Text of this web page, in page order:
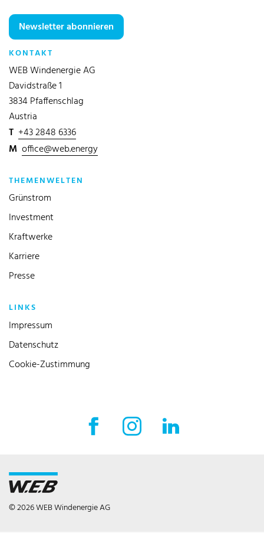
Newsletter abonnieren
KONTAKT
WEB Windenergie AG
Davidstraße 1
3834 Pfaffenschlag
Austria
T +43 2848 6336
M office@web.energy
THEMENWELTEN
Grünstrom
Investment
Kraftwerke
Karriere
Presse
LINKS
Impressum
Datenschutz
Cookie-Zustimmung
Facebook Externer Link
Instagram Externer Link
© 2026 WEB Windenergie AG